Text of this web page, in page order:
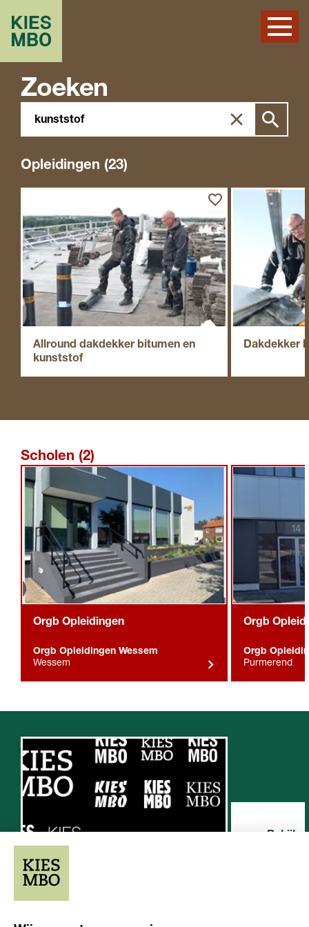
Zoeken
site
Opleidingen (23)
Allround dakdekker bitumen en
kunststof
Dakdekker
Scholen (2)
Orgb Opleidingen
Orgb Opleidingen Wessem
Wessem
Orgb
Orgb
Purmerend
Overige resultaten (1)
Bekijk